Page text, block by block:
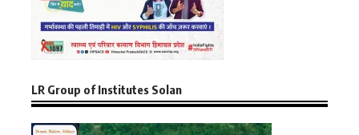
LR Group of Institutes Solan